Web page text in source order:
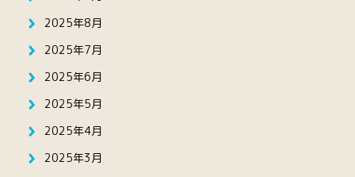
2025年8月
2025年7月
2025年6月
2025年5月
2025年4月
2025年3月